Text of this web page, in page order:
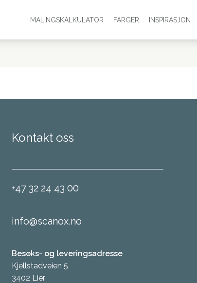
MALINGSKALKULATOR FARGER INSPIRASJON
Kontakt oss
+47 32 24 43 00
info@scanox.no
Besøks- og leveringsadresse
Kjellstadveien 5
3402 Lier